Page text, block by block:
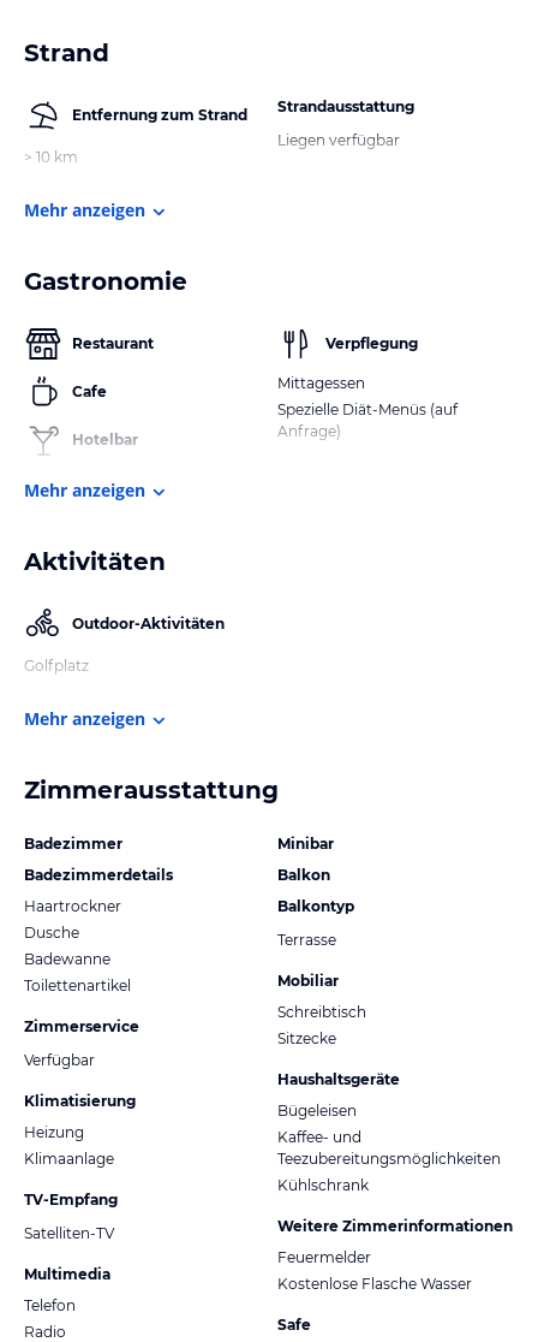
Strand
Entfernung zum Strand
> 10 km
Strandausstattung
Liegen verfügbar
Mehr anzeigen
Gastronomie
Restaurant
Cafe
Hotelbar
Verpflegung
Mittagessen
Spezielle Diät-Menüs (auf
Anfrage)
Mehr anzeigen
Aktivitäten
Outdoor-Aktivitäten
Golfplatz
Mehr anzeigen
Zimmerausstattung
Badezimmer
Badezimmerdetails
Haartrockner
Dusche
Badewanne
Toilettenartikel
Zimmerservice
Verfügbar
Klimatisierung
Heizung
Klimaanlage
TV-Empfang
Satelliten-TV
Multimedia
Telefon
Radio
Minibar
Balkon
Balkontyp
Terrasse
Mobiliar
Schreibtisch
Sitzecke
Haushaltsgeräte
Bügeleisen
Kaffee- und
Teezubereitungsmöglichkeiten
Kühlschrank
Weitere Zimmerinformationen
Feuermelder
Kostenlose Flasche Wasser
Safe